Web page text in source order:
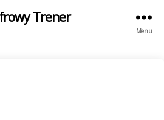
Trener
Menu